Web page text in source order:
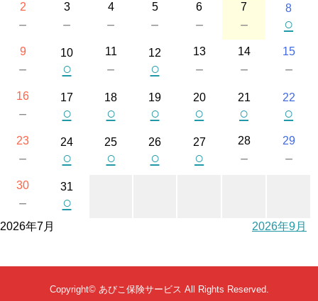
2
－
3
－
4
－
5
－
6
－
7
－
8
○
9
－
10
○
11
－
12
○
13
－
14
－
15
－
16
－
17
○
18
○
19
○
20
○
21
○
22
○
23
－
24
○
25
○
26
○
27
○
28
－
29
－
30
－
31
○
2026年7月 2026年9月
Copyright© あびこ保険サービス All Rights Reserved.